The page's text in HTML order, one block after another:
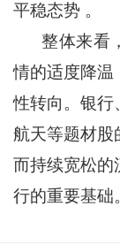
平稳态势 。
整体来看，
情的适度降温
性转向。银行
航天等题材股
而持续宽松的
行的重要基础